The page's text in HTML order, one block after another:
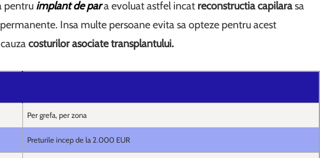
pentru implant de para evoluat astfel incat reconstructia capilarasa
Insa multe persoane evita sa opteze pentru acest
costurilor asociate transplantului.
Per grefa, per zona
Preturile incep de la 2.000 EUR